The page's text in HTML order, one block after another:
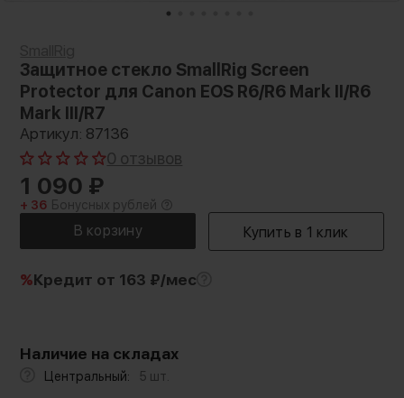
Защитное стекло SmallRig Screen
Protector для Canon EOS R6/R6 Mark II/R6
Mark III/R7
Артикул: 87136
0 отзывов
1 090 ₽
+ 36 Бонусных рублей
%Кредит от 163 ₽/мес
Наличие на складах
Центральный: 5 шт.